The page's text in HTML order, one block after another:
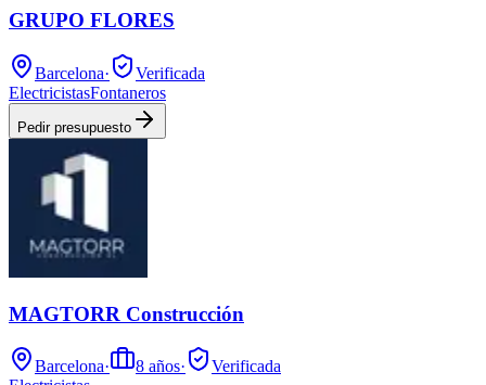
GRUPO FLORES
Barcelona·
Verificada
ElectricistasFontaneros
Pedir presupuesto
MAGTORR Construcción
Barcelona· 8 años·
Verificada